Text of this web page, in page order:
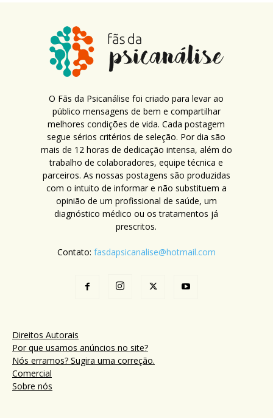
O Fãs da Psicanálise foi criado para levar ao
público mensagens de bem e compartilhar
melhores condições de vida. Cada postagem
segue sérios critérios de seleção. Por dia são
mais de 12 horas de dedicação intensa, além do
trabalho de colaboradores, equipe técnica e
parceiros. As nossas postagens são produzidas
com o intuito de informar e não substituem a
opinião de um profissional de saúde, um
diagnóstico médico ou os tratamentos já
prescritos.
Contato: fasdapsicanalise@hotmail.com
Direitos Autorais
Por que usamos anúncios no site?
Nós erramos? Sugira uma correção.
Comercial
Sobre nós